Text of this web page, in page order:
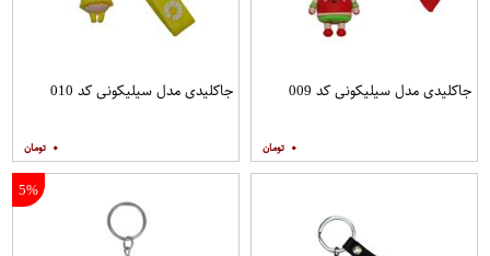
جاکلیدی مدل سیلیکونی کد 009
۰
جاکلیدی مدل سیلیکونی کد 010
۰
5%